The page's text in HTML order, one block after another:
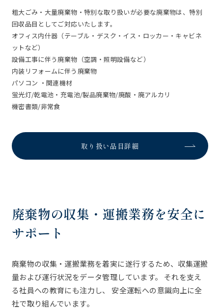
粗大ごみ・大量廃棄物・特別な取り扱いが必要な廃棄物は、特別
回収品目としてご対応いたします。
オフィス内什器（テーブル・デスク・イス・ロッカー・キャビネ
ットなど）
設備工事に伴う廃棄物（空調・照明設備など）
内装リフォームに伴う廃棄物
パソコン ・関連機材
蛍光灯/乾電池・充電池/製品廃棄物/廃酸・廃アルカリ
機密書類/非常食
取り扱い品目詳細
廃棄物の収集・運搬業務を安全に
サポート
廃棄物の収集・運搬業務を着実に遂行するため、収集運搬
量および運行状況をデータ管理しています。 それを支え
る社員への教育にも注力し、 安全運転への意識向上に全
社で取り組んでいます。